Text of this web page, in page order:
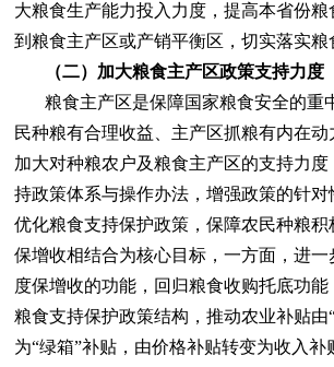
大粮食生产能力投入力度，提高本省份粮
到粮食主产区或产销平衡区，切实落实粮
（二）加大粮食主产区政策支持力度
粮食主产区是保障国家粮食安全的重
民种粮有合理收益、主产区抓粮有内在
加大对种粮农户及粮食主产区的支持力
持政策体系与操作办法，增强政策的针
优化粮食支持保护政策，保障农民种粮
保增收相结合为核心目标，一方面，进一
度保增收的功能，回归粮食收购托底功
粮食支持保护政策结构，推动农业补贴由
为“绿箱”补贴，由价格补贴转变为收入补